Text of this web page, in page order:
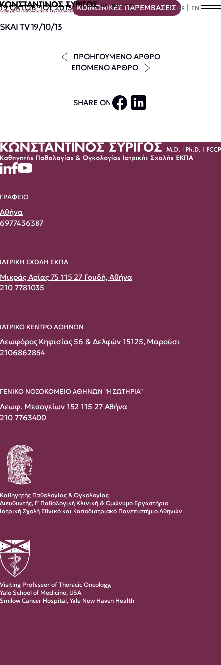
GR | EN
19 ΟΚΤΩΒΡΙΟΥ 2013 ΚΟΙΝΩΝΙΚΕΣ ΠΑΡΕΜΒΑΣΕΙΣ
SKAI TV 19/10/13
ΠΡΟΗΓΟΥΜΕΝΟ ΑΡΘΡΟ
SHARE ON
ΕΠΟΜΕΝΟ ΑΡΘΡΟ
ΓΡΑΦΕΙΟ
Αθήνα
6977436387
ΙΑΤΡΙΚΗ ΣΧΟΛΗ ΕΚΠΑ
Μικράς Ασίας 75 115 27 Γουδή, Αθήνα
210 7781035
ΙΑΤΡΙΚΟ ΚΕΝΤΡΟ ΑΘΗΝΩΝ
Λεωφόρος Κηφισίας 56 & Δελφών 15125, Μαρούσι
2106862864
ΓΕΝΙΚΟ ΝΟΣΟΚΟΜΕΙΟ ΑΘΗΝΩΝ "Η ΣΩΤΗΡΙΑ"
Λεωφ. Μεσογείων 152 115 27 Αθήνα
210 7763400
Καθηγητής Παθολογίας & Ογκολογίας
Διευθυντής, Γ’ Παθολογική Κλινική & Ομώνυμο Εργαστήριο
Ιατρική Σχολή Εθνικό και Καποδιστριακό Πανεπιστήμιο Αθηνών
Visiting Professor of Thoracic Oncology,
Yale School of Medicine, USA
Smilow Cancer Hospital, Yale New Haven Health